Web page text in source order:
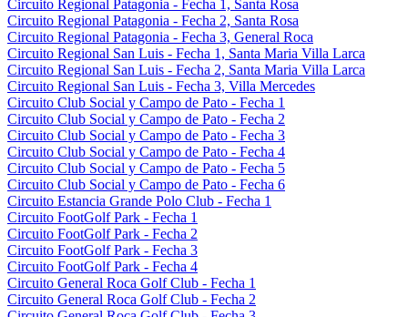
Circuito Regional Patagonia - Fecha 1, Santa Rosa
Circuito Regional Patagonia - Fecha 2, Santa Rosa
Circuito Regional Patagonia - Fecha 3, General Roca
Circuito Regional San Luis - Fecha 1, Santa Maria Villa Larca
Circuito Regional San Luis - Fecha 2, Santa Maria Villa Larca
Circuito Regional San Luis - Fecha 3, Villa Mercedes
Circuito Club Social y Campo de Pato - Fecha 1
Circuito Club Social y Campo de Pato - Fecha 2
Circuito Club Social y Campo de Pato - Fecha 3
Circuito Club Social y Campo de Pato - Fecha 4
Circuito Club Social y Campo de Pato - Fecha 5
Circuito Club Social y Campo de Pato - Fecha 6
Circuito Estancia Grande Polo Club - Fecha 1
Circuito FootGolf Park - Fecha 1
Circuito FootGolf Park - Fecha 2
Circuito FootGolf Park - Fecha 3
Circuito FootGolf Park - Fecha 4
Circuito General Roca Golf Club - Fecha 1
Circuito General Roca Golf Club - Fecha 2